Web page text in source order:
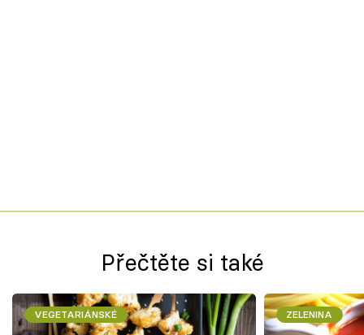
Přečtěte si také
VEGETARIÁNSKÉ ZELENINA